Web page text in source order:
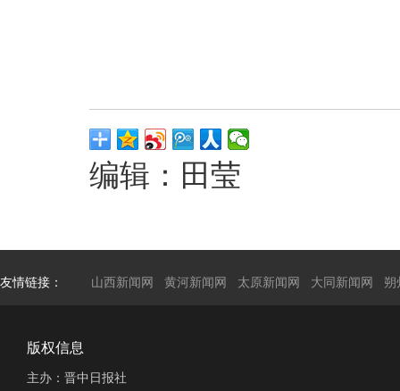
编辑：田莹
友情链接： 山西新闻网 黄河新闻网 太原新闻网 大同新闻网 朔
版权信息
主办：晋中日报社